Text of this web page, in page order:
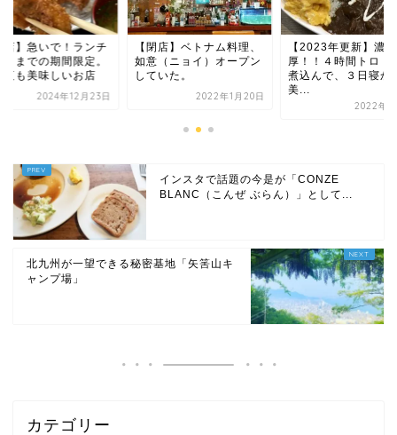
店】ベトナム料理、
（ニョイ）オープン
いた。
2022年1月20日
【2023年更新】濃
厚！！４時間トロトロに
煮込んで、３日寝かせて
【開店】急いで！ラ
は今月までの期間限
昼も夜も美味しいお
インスタで話題の今是が「CONZE
BLANC（こんぜ ぶらん）」として...
北九州が一望できる秘密基地「矢筈山キ
ャンプ場」
カテゴリー